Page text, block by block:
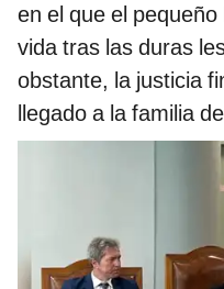
en el que el
vida tras las duras
obstante, la justicia
llegado a la familia